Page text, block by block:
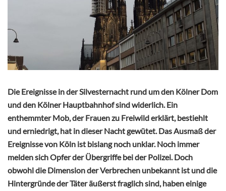
Die Ereignisse in der Silvesternacht rund um den Kölner Dom
und den Kölner Hauptbahnhof sind widerlich. Ein
enthemmter Mob, der Frauen zu Freiwild erklärt, bestiehlt
und erniedrigt, hat in dieser Nacht gewütet. Das Ausmaß der
Ereignisse von Köln ist bislang noch unklar. Noch immer
melden sich Opfer der Übergriffe bei der Polizei. Doch
obwohl die Dimension der Verbrechen unbekannt ist und die
Hintergründe der Täter äußerst fraglich sind, haben einige